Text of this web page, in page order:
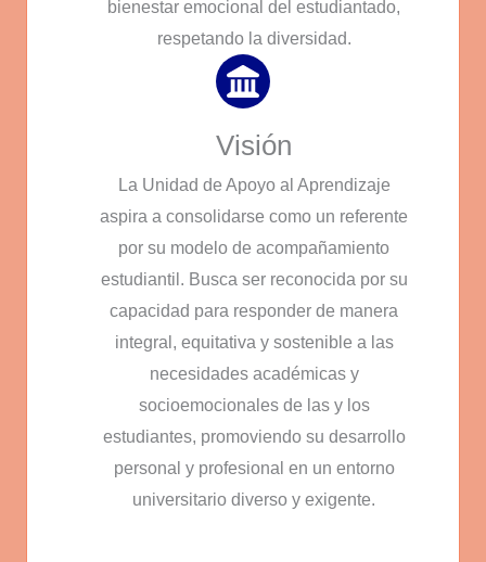
bienestar emocional del estudiantado,
respetando la diversidad.
Visión
La Unidad de Apoyo al Aprendizaje
aspira a consolidarse como un referente
por su modelo de acompañamiento
estudiantil. Busca ser reconocida por su
capacidad para responder de manera
integral, equitativa y sostenible a las
necesidades académicas y
socioemocionales de las y los
estudiantes, promoviendo su desarrollo
personal y profesional en un entorno
universitario diverso y exigente.